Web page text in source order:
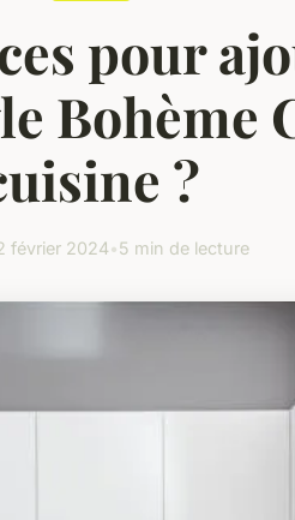
pour
Bohème
?
février 2024•5 min de lecture